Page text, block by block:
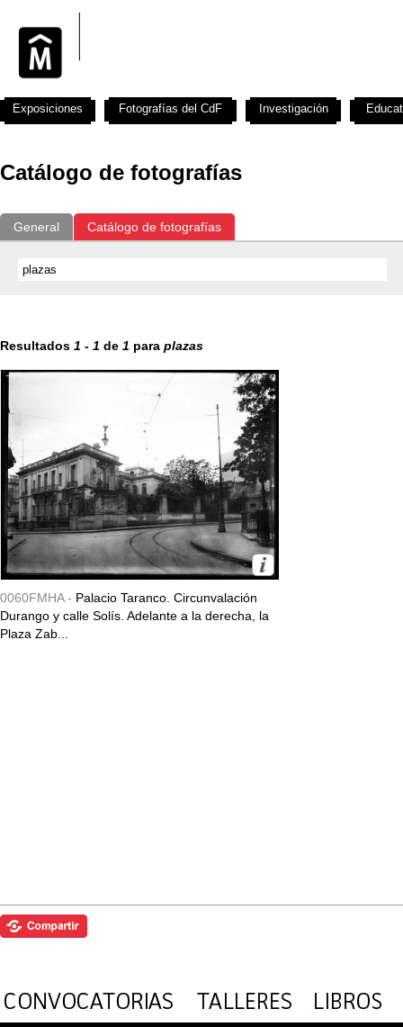
Catálogo de fotografías
General Catálogo de fotografías
Resultados 1 - 1 de 1 para plazas
0060FMHA - Palacio Taranco. Circunvalación
Durango y calle Solís. Adelante a la derecha, la
Plaza Zab...
Exposiciones Fotografías del CdF Investigación